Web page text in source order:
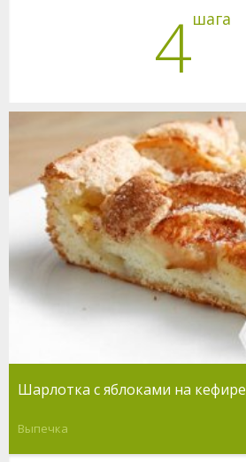
4шага
Шарлотка с яблоками на кефире
Выпечка